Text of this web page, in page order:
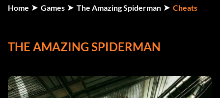
Home Games The Amazing Spiderman Cheats
THE AMAZING SPIDERMAN